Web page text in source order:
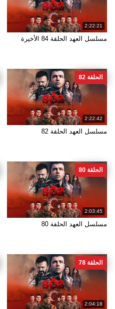
2:22:21
مسلسل العهد الحلقة 84 الأخيرة
2:22:42
الحلقة 82
مسلسل العهد الحلقة 82
2:03:45
الحلقة 80
مسلسل العهد الحلقة 80
2:04:18
الحلقة 78